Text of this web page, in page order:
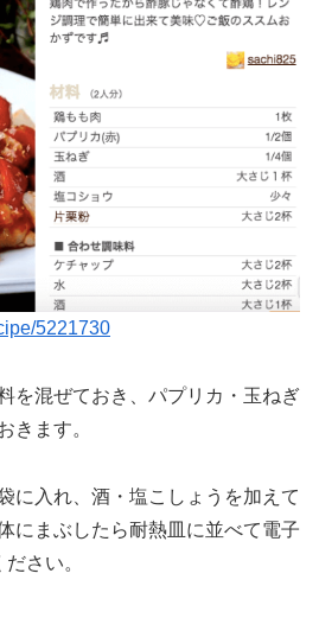
5221730
を混ぜておき、パプリカ・玉ねぎ
きます。
に入れ、酒・塩こしょうを加えて
にまぶしたら耐熱皿に並べて電子
さい。